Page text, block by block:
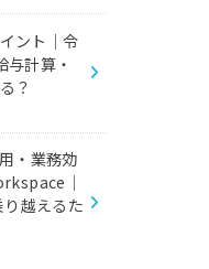
ント｜令
計算・
？
・業務効
｜
越えるた